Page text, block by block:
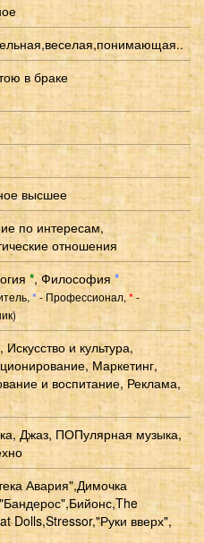
в браке
высшее
по интересам,
отношения
*, Философия *
*- Профессионал,* -
Искусство и культура,
Маркетинг,
и воспитание, Реклама,
Джаз, ПОПулярная музыка,
Авария",Димочка
Dolls,Stressor,"Руки вверх",